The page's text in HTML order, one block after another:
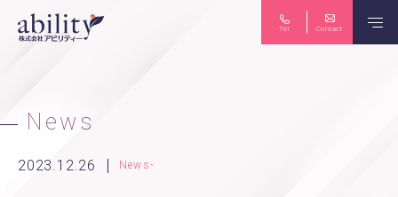
Tel Contact
保険のご相談
News
2023.12.26 News-